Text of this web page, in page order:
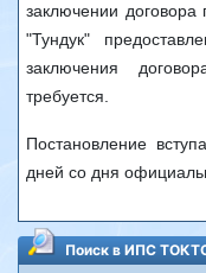
заключении
"Тундук"
заключения
требуется.
Постановление
дней со дня
Поиск в ИПС